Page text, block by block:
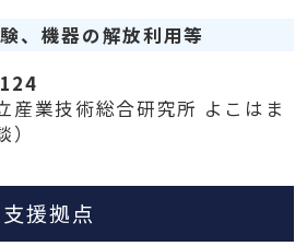
、機器の解放利用等
産業技術総合研究所 よこはま
援拠点